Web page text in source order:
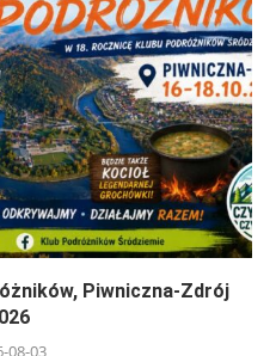
Piwniczna-Zdrój
08-03